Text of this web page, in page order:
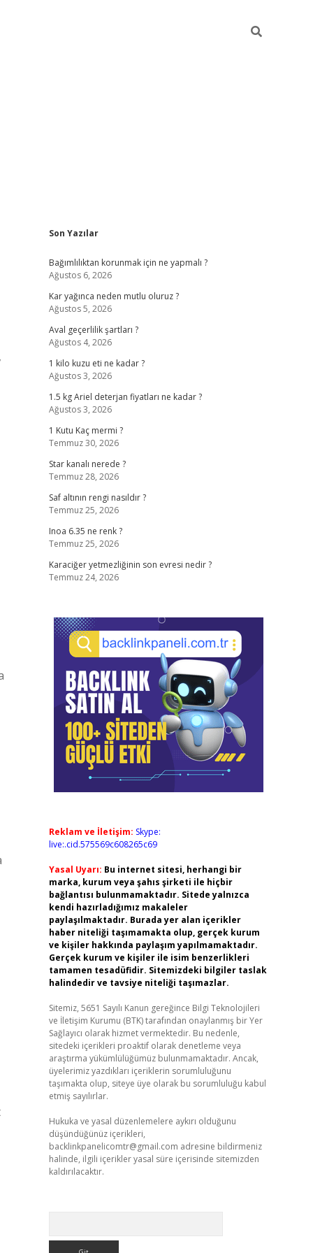
Sidebar
Son Yazılar
Bağımlılıktan korunmak için ne yapmalı ?
Ağustos 6, 2026
Kar yağınca neden mutlu oluruz ?
Ağustos 5, 2026
Aval geçerlilik şartları ?
Ağustos 4, 2026
1 kilo kuzu eti ne kadar ?
Ağustos 3, 2026
1.5 kg Ariel deterjan fiyatları ne kadar ?
Ağustos 3, 2026
1 Kutu Kaç mermi ?
Temmuz 30, 2026
Star kanalı nerede ?
Temmuz 28, 2026
Saf altının rengi nasıldır ?
Temmuz 25, 2026
Inoa 6.35 ne renk ?
Temmuz 25, 2026
Karaciğer yetmezliğinin son evresi nedir ?
Temmuz 24, 2026
Reklam ve İletişim: Skype:
live:.cid.575569c608265c69
Yasal Uyarı: Bu internet sitesi, herhangi bir
marka, kurum veya şahıs şirketi ile hiçbir
bağlantısı bulunmamaktadır. Sitede yalnızca
kendi hazırladığımız makaleler
paylaşılmaktadır. Burada yer alan içerikler
haber niteliği taşımamakta olup, gerçek kurum
ve kişiler hakkında paylaşım yapılmamaktadır.
Gerçek kurum ve kişiler ile isim benzerlikleri
tamamen tesadüfidir. Sitemizdeki bilgiler taslak
halindedir ve tavsiye niteliği taşımazlar.
Sitemiz, 5651 Sayılı Kanun gereğince Bilgi Teknolojileri
ve İletişim Kurumu (BTK) tarafından onaylanmış bir Yer
Sağlayıcı olarak hizmet vermektedir. Bu nedenle,
sitedeki içerikleri proaktif olarak denetleme veya
araştırma yükümlülüğümüz bulunmamaktadır. Ancak,
üyelerimiz yazdıkları içeriklerin sorumluluğunu
taşımakta olup, siteye üye olarak bu sorumluluğu kabul
etmiş sayılırlar.
Hukuka ve yasal düzenlemelere aykırı olduğunu
düşündüğünüz içerikleri,
backlinkpanelicomtr@gmail.com adresine bildirmeniz
halinde, ilgili içerikler yasal süre içerisinde sitemizden
kaldırılacaktır.